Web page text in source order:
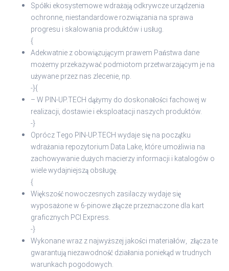
Spółki ekosystemowe wdrażają odkrywcze urządzenia
ochronne, niestandardowe rozwiązania na sprawa
progresu i skalowania produktów i usług.
{
Adekwatnie z obowiązującym prawem Państwa dane
możemy przekazywać podmiotom przetwarzającym je na
używane przez nas zlecenie, np.
-}{
– W PIN-UP.TECH dążymy do doskonałości fachowej w
realizacji, dostawie i eksploatacji naszych produktów.
-}
Oprócz Tego PIN-UP.TECH wydaje się na początku
wdrażania repozytorium Data Lake, które umożliwia na
zachowywanie dużych macierzy informacji i katalogów o
wiele wydajniejszą obsługę.
{
Większość nowoczesnych zasilaczy wydaje się
wyposażone w 6-pinowe złącze przeznaczone dla kart
graficznych PCI Express.
-}
Wykonane wraz z najwyższej jakości materiałów, złącza te
gwarantują niezawodność działania poniekąd w trudnych
warunkach pogodowych.